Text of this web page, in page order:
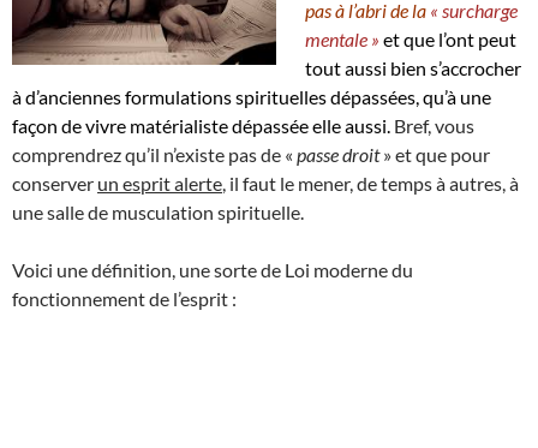
pas à l’abri de la « surcharge
mentale » et que l’ont peut
tout aussi bien s’accrocher
à d’anciennes formulations spirituelles dépassées, qu’à une
façon de vivre matérialiste dépassée elle aussi. Bref, vous
comprendrez qu’il n’existe pas de « passe droit» et que pour
conserver un esprit alerte , il faut le mener, de temps à autres, à
une salle de musculation spirituelle.
Voici une définition, une sorte de Loi moderne du
fonctionnement de l’esprit :